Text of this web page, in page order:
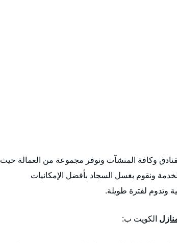
وكافة المنشآت ونوفر مجموعة من العمالة حيث
ونقوم بغسل السجاد بأفضل الإمكانيات
وتدوم لفترة طويلة.
الكويت ب: